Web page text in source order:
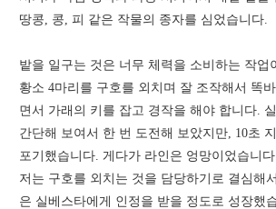
땅콩, 콩, 피 같은 작물의 종자를 심었습니다.
밭을 일구는 것은 너무 체력을 소비하는 작업
황소 4마리를 구호를 외치며 잘 조작해서 똑
면서 가래의 키를 잡고 경작을 해야 합니다.
간단해 보여서 한 번 도전해 보았지만, 10초
포기했습니다. 게다가 라인은 엉망이었습니
저는 구호를 외치는 것을 담당하기로 결심해
은 실베스타에게 인정을 받을 정도로 성장했